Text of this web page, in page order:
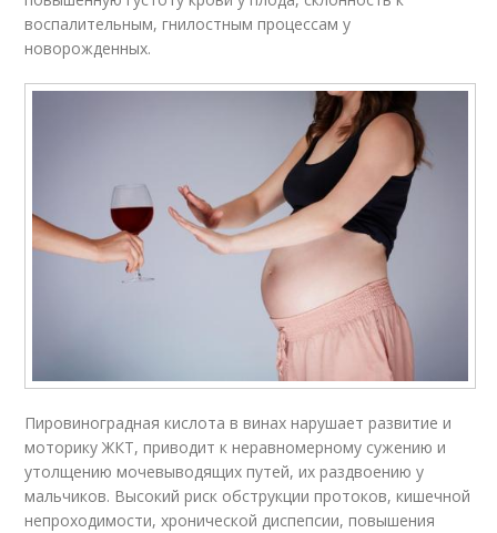
воспалительным, гнилостным процессам у
новорожденных.
Пировиноградная кислота в винах нарушает развитие и
моторику ЖКТ, приводит к неравномерному сужению и
утолщению мочевыводящих путей, их раздвоению у
мальчиков. Высокий риск обструкции протоков, кишечной
непроходимости, хронической диспепсии, повышения